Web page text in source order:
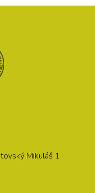
Mikuláš 1